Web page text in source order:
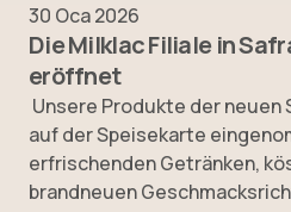
30 Oca 2026
Die Milklac Filiale in
eröffnet
Unsere Produkte der neuen
auf der Speisekarte
erfrischenden Getränken,
brandneuen